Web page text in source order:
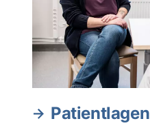
Patientlagen